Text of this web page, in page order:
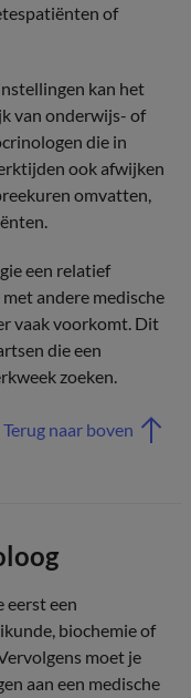
of
kan het
van onderwijs- of
die in
ook afwijken
omvatten,
een relatief
andere medische
vaak voorkomt. Dit
die een
zoeken.
Terug naar boven
eerst een
biochemie of
moet je
aan een medische